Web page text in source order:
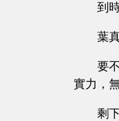
到
葉
要
實力，
剩